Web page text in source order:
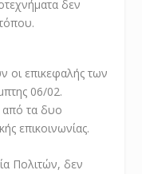
οι επικεφαλής των
06/02.
από τα δυο
επικοινωνίας.
Πολιτών, δεν